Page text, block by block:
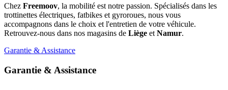
Chez Freemoov, la mobilité est notre passion. Spécialisés dans les
trottinettes électriques, fatbikes et gyroroues, nous vous
accompagnons dans le choix et l'entretien de votre véhicule.
Retrouvez-nous dans nos magasins de Liège etNamur.
Garantie & Assistance
Garantie & Assistance